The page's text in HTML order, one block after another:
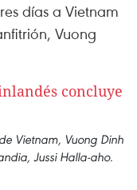
días a Vietnam
Vuong
Vietnam, Vuong Dinh
Jussi Halla-aho.